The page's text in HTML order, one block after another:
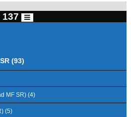
137
(93)
MF SR) (4)
(5)